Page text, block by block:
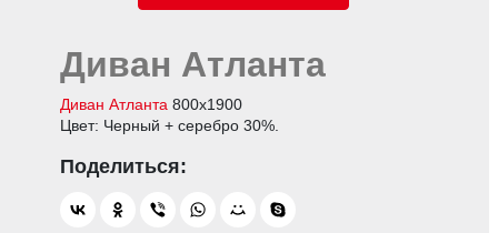
Диван Атланта
Диван Атланта800х1900
Цвет: Черный + серебро 30%.